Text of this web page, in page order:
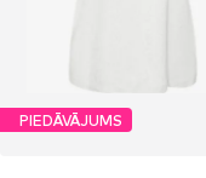
PIEDĀVĀJUMS